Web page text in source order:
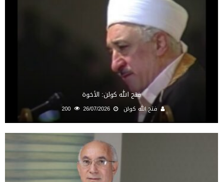
فتح الله كولن: الأخوة
فتح الله كولن 26/07/2026